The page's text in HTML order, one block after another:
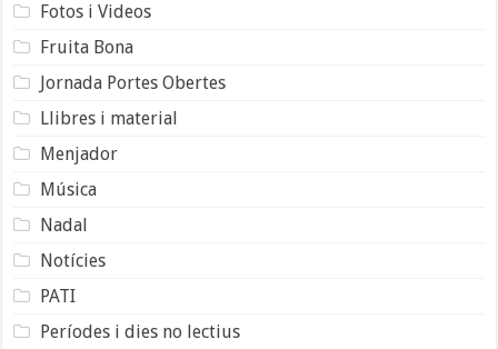
Fotos i Videos
Fruita Bona
Jornada Portes Obertes
Llibres i material
Menjador
Música
Nadal
Notícies
PATI
Períodes i dies no lectius